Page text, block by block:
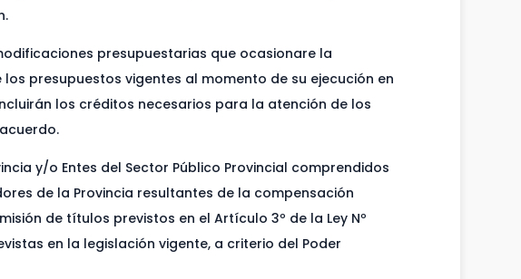
presupuestarias que ocasionare la
presupuestos vigentes al momento de su ejecución en
los créditos necesarios para la atención de los
y/o Entes del Sector Público Provincial comprendidos
de la Provincia resultantes de la compensación
de títulos previstos en el Artículo 3º de la Ley Nº
en la legislación vigente, a criterio del Poder